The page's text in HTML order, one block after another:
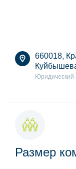
660018,
Юридический
Размер